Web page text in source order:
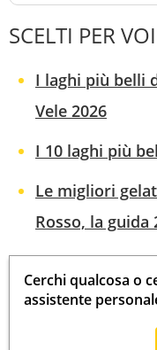
SCELTI PER
I laghi più belli
Vele 2026
I 10 laghi più
Le migliori
Rosso, la guida
Cerchi qualcosa o
assistente